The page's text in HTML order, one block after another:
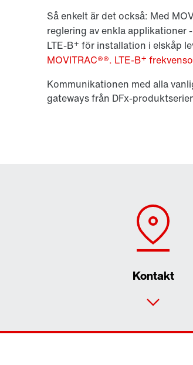
Så enkelt är det också: Med
reglering av enkla applikationer
LTE-B+ för installation i elskåp
MOVITRAC®®. LTE-B+
Kommunikationen med alla
gateways från DFx-
Kontakt